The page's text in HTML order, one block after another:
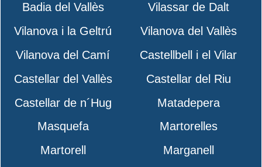
Badia del Vallès
Vilassar de Dalt
Vilanova i la Geltrú
Vilanova del Vallès
Vilanova del Camí
Castellbell i el Vilar
Castellar del Vallès
Castellar del Riu
Castellar de n´Hug
Matadepera
Masquefa
Martorelles
Martorell
Marganell